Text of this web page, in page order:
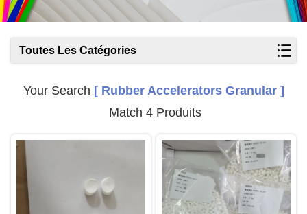
Toutes Les Catégories
Your Search [ Rubber Accelerators Granular ]
Match 4 Produits